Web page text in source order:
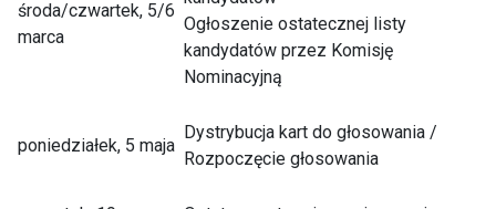
środa/czwartek, 5/6
marca
Ogłoszenie ostatecznej listy
kandydatów przez Komisję
Nominacyjną
poniedziałek, 5 maja
Dystrybucja kart do głosowania /
Rozpoczęcie głosowania